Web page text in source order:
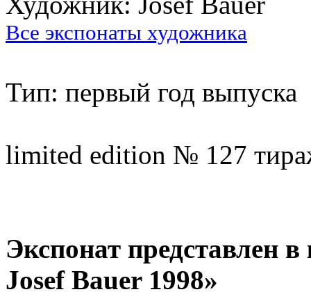
Все экспонаты художника
Тип: первый год выпуска
limited edition № 127
Экспонат представлен
Josef Bauer 1998»